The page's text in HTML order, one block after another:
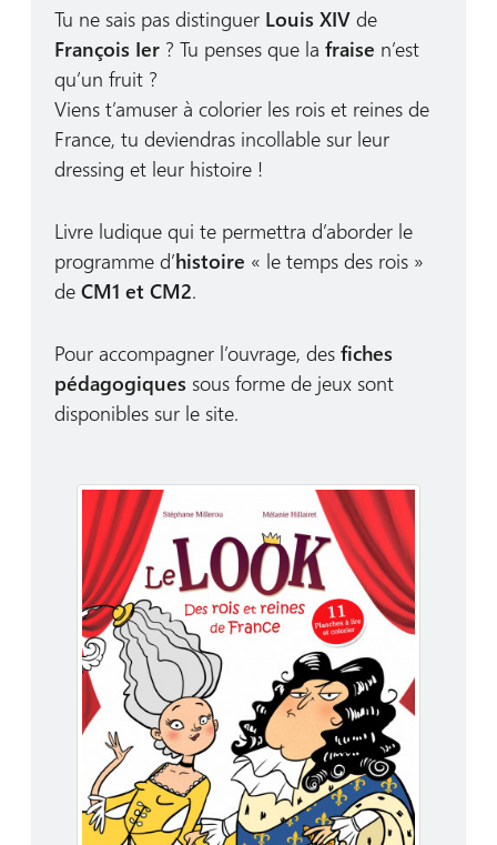
Tu ne sais pas distinguer Louis XIVde
François Ier? Tu penses que la fraise n’est
qu’un fruit ?
Viens t’amuser à colorier les rois et reines de
France, tu deviendras incollable sur leur
dressing et leur histoire !
Livre ludique qui te permettra d’aborder le
programme d’histoire « le temps des rois »
de CM1 et CM2.
Pour accompagner l’ouvrage, des fiches
pédagogiquessous forme de jeux sont
disponibles sur le site.